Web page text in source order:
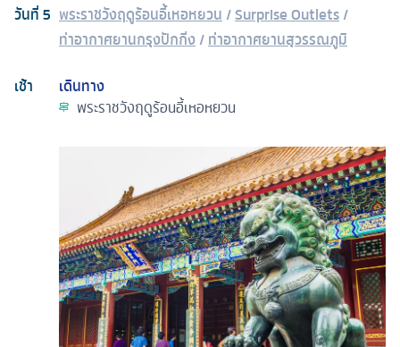
วันที่5 พระราชวังฤดูร้อนอี้เหอหยวน /Surprise Outlets/
ท่าอากาศยานกรุงปักกิ่ง/ท่าอากาศยานสุวรรณภูมิ
เช้า
เดินทาง
พระราชวังฤดูร้อนอี้เหอหยวน